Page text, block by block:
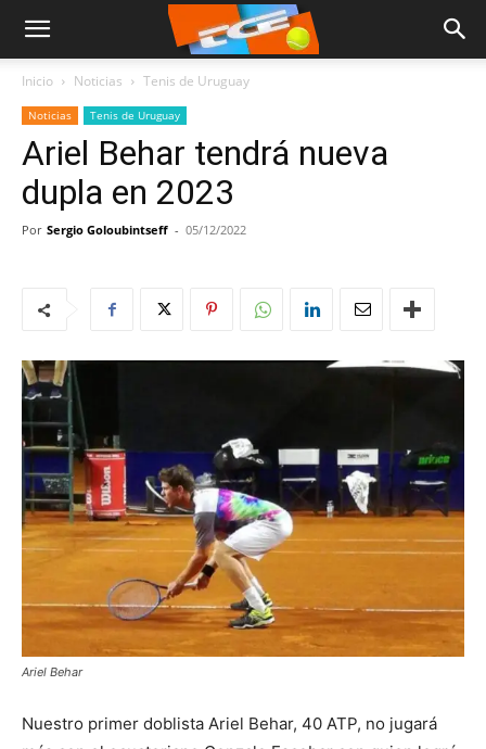
Inicio Noticias Tenis de Uruguay
Noticias Tenis de Uruguay
Ariel Behar tendrá nueva
dupla en 2023
Por Sergio Goloubintseff - 05/12/2022
Ariel Behar
Nuestro primer doblista Ariel Behar, 40 ATP, no jugará